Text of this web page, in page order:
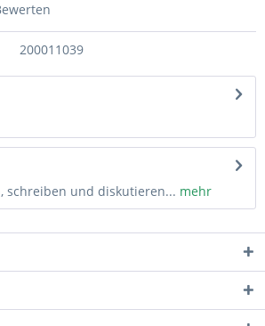
200011039
schreiben und diskutieren... mehr